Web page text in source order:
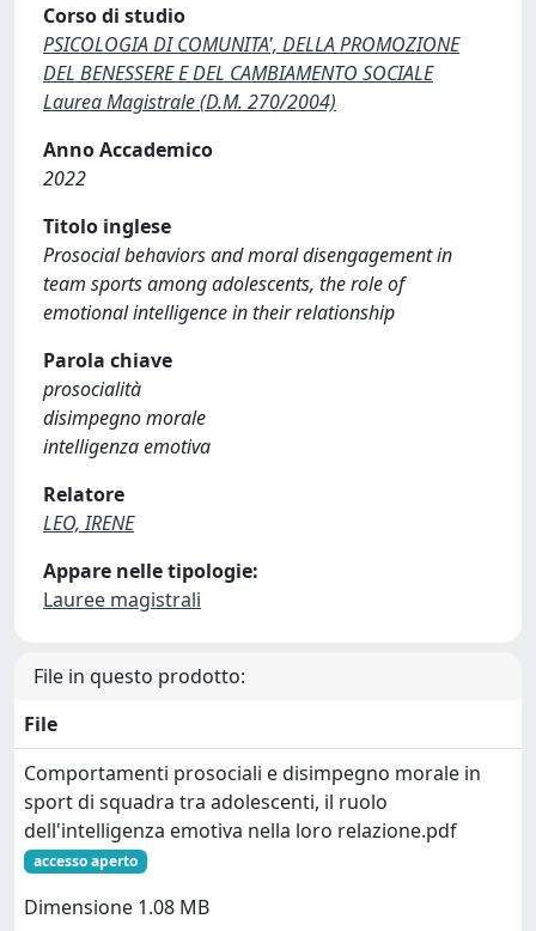
Corso di studio
PSICOLOGIA DI COMUNITA', DELLA PROMOZIONE
DEL BENESSERE E DEL CAMBIAMENTO SOCIALE
Laurea Magistrale (D.M. 270/2004)
Anno Accademico
2022
Titolo inglese
Prosocial behaviors and moral disengagement in
team sports among adolescents, the role of
emotional intelligence in their relationship
Parola chiave
prosocialità
disimpegno morale
intelligenza emotiva
Relatore
LEO, IRENE
Appare nelle tipologie:
Lauree magistrali
File in questo prodotto:
File
Comportamenti prosociali e disimpegno morale in
sport di squadra tra adolescenti, il ruolo
dell'intelligenza emotiva nella loro relazione.pdf
accesso aperto
Dimensione 1.08 MB